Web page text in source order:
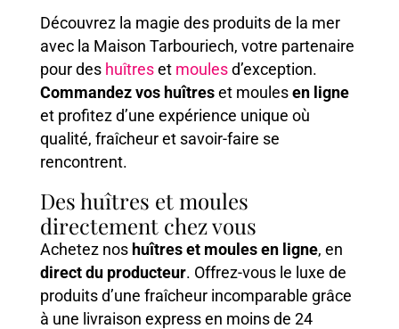
Découvrez la magie des produits de la mer
avec la Maison Tarbouriech, votre partenaire
pour des huîtreset moulesd’exception.
Commandez vos huîtreset moulesen ligne
et profitez d’une expérience unique où
qualité, fraîcheur et savoir-faire se
rencontrent.
Des huîtres et moules
directement chez vous
Achetez nos huîtres et moules en ligne, en
direct du producteur. Offrez-vous le luxe de
produits d’une fraîcheur incomparable grâce
à une livraison express en moins de 24